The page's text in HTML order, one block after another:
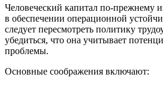
Человеческий капитал по-прежнему
в обеспечении операционной
следует пересмотреть политику
убедиться, что она учитывает
проблемы.
Основные соображения включают: